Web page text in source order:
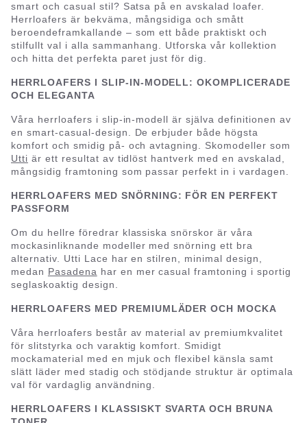
smart och casual stil? Satsa på en avskalad loafer.
Herrloafers är bekväma, mångsidiga och smått
beroendeframkallande – som ett både praktiskt och
stilfullt val i alla sammanhang. Utforska vår kollektion
och hitta det perfekta paret just för dig.
HERRLOAFERS I SLIP-IN-MODELL: OKOMPLICERADE
OCH ELEGANTA
Våra herrloafers i slip-in-modell är själva definitionen av
en smart-casual-design. De erbjuder både högsta
komfort och smidig på- och avtagning. Skomodeller som
Utti är ett resultat av tidlöst hantverk med en avskalad,
mångsidig framtoning som passar perfekt in i vardagen.
HERRLOAFERS MED SNÖRNING: FÖR EN PERFEKT
PASSFORM
Om du hellre föredrar klassiska snörskor är våra
mockasinliknande modeller med snörning ett bra
alternativ. Utti Lace har en stilren, minimal design,
medan Pasadena har en mer casual framtoning i sportig
seglaskoaktig design.
HERRLOAFERS MED PREMIUMLÄDER OCH MOCKA
Våra herrloafers består av material av premiumkvalitet
för slitstyrka och varaktig komfort. Smidigt
mockamaterial med en mjuk och flexibel känsla samt
slätt läder med stadig och stödjande struktur är optimala
val för vardaglig användning.
HERRLOAFERS I KLASSISKT SVARTA OCH BRUNA